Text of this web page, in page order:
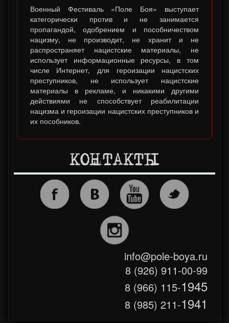
Военный Фестиваль «Поле Боя» выступает
категорически против и не занимается
пропагандой, одобрением и пособничеством
нацизму, не производит, не хранит и не
распространяет нацистские материалы, не
использует информационные ресурсы, в том
числе Интернет, для героизации нацистских
преступников, не использует нацистские
материалы в рекламе, и никакими другими
действиями не способствует реабилитации
нацизма и героизации нацистских преступников и
их пособников.
КОНТАКТЫ
info@pole-boya.ru
8 (926) 911-00-99
8 (966) 115-1945
8 (985) 211-1941